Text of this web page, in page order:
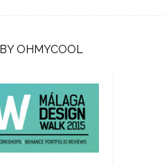
OHMYCOOL